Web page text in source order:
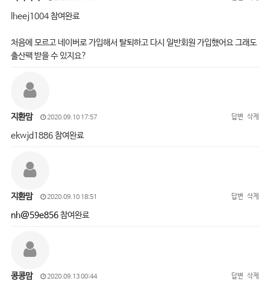
lheej1004 참여완료
처음에 모르고 네이버로 가입해서 탈퇴하고 다시 일반회원 가입했어요 그래도
출산팩 받을 수 있지요?
지환맘 2020.09.10 17:57 답변 삭제
ekwjd1886 참여완료
지환맘 2020.09.10 18:51 답변 삭제
nh@59e856참여완료
콩콩맘 2020.09.13 00:44 답변 삭제